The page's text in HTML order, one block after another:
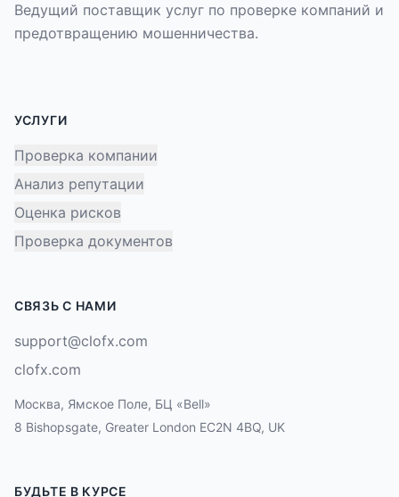
Ведущий поставщик услуг по проверке компаний и
предотвращению мошенничества.
УСЛУГИ
Проверка компании
Анализ репутации
Оценка рисков
Проверка документов
СВЯЗЬ С НАМИ
support@clofx.com
clofx.com
Москва, Ямское Поле, БЦ «Bell»
8 Bishopsgate, Greater London EC2N 4BQ, UK
БУДЬТЕ В КУРСЕ